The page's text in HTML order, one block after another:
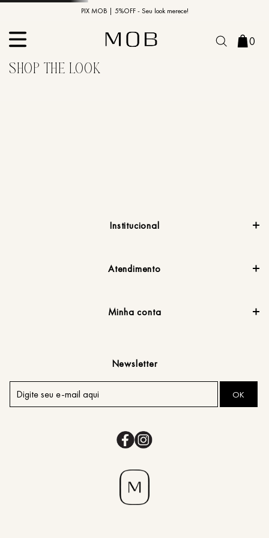
PIX MOB | 5%OFF - Seu look merece!
10% OFF na primeira compra | Cupom: BEMVINDO10*
0
Institucional
Atendimento
Minha conta
Newsletter
OK